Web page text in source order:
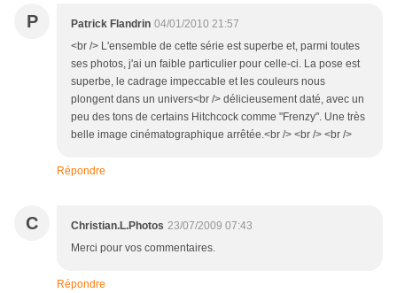
P Patrick Flandrin 04/01/2010 21:57
<br /> L'ensemble de cette série est superbe et, parmi toutes
ses photos, j'ai un faible particulier pour celle-ci. La pose est
superbe, le cadrage impeccable et les couleurs nous
plongent dans un univers<br /> délicieusement daté, avec un
peu des tons de certains Hitchcock comme "Frenzy". Une très
belle image cinématographique arrêtée.<br /> <br /> <br />
Répondre
C Christian.L.Photos 23/07/2009 07:43
Merci pour vos commentaires.
Répondre